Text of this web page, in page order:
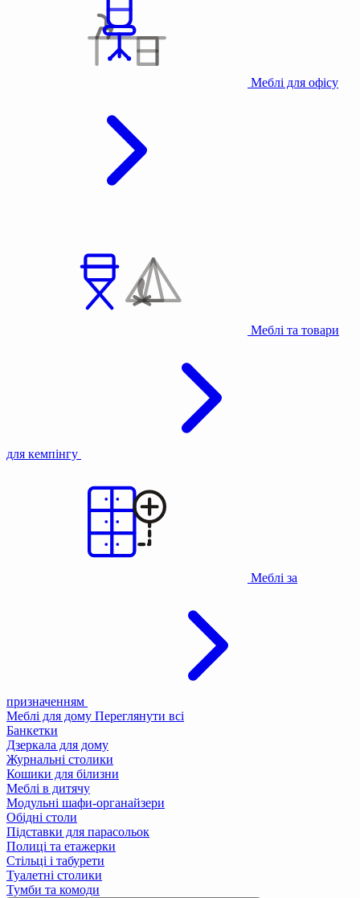
Меблі для офісу
Меблі та товари
для кемпінгу
Меблі за
призначенням
Меблі для дому Переглянути всі
Банкетки
Дзеркала для дому
Журнальні столики
Кошики для білизни
Меблі в дитячу
Модульні шафи-органайзери
Обідні столи
Підставки для парасольок
Полиці та етажерки
Стільці і табурети
Туалетні столики
Тумби та комоди